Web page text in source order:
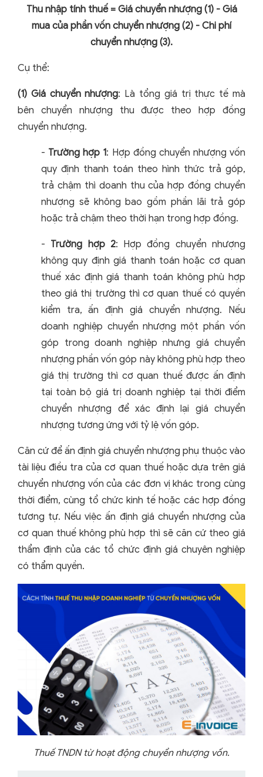
Thu nhập tính thuế = Giá chuyển nhượng (1) - Giá
mua của phần vốn chuyển nhượng (2) - Chi phí
chuyển nhượng (3).
Cụ thể:
(1) Giá chuyển nhượng: Là tổng giá trị thực tế mà
bên chuyển nhượng thu được theo hợp đồng
chuyển nhượng.
- Trường hợp 1: Hợp đồng chuyển nhượng vốn
quy định thanh toán theo hình thức trả góp,
trả chậm thì doanh thu của hợp đồng chuyển
nhượng sẽ không bao gồm phần lãi trả góp
hoặc trả chậm theo thời hạn trong hợp đồng.
- Trường hợp 2: Hợp đồng chuyển nhượng
không quy định giá thanh toán hoặc cơ quan
thuế xác định giá thanh toán không phù hợp
theo giá thị trường thì cơ quan thuế có quyền
kiểm tra, ấn định giá chuyển nhượng. Nếu
doanh nghiệp chuyển nhượng một phần vốn
góp trong doanh nghiệp nhưng giá chuyển
nhượng phần vốn góp này không phù hợp theo
giá thị trường thì cơ quan thuế được ấn định
tại toàn bộ giá trị doanh nghiệp tại thời điểm
chuyển nhượng để xác định lại giá chuyển
nhượng tương ứng với tỷ lệ vốn góp.
Căn cứ để ấn định giá chuyển nhượng phụ thuộc vào
tài liệu điều tra của cơ quan thuế hoặc dựa trên giá
chuyển nhượng vốn của các đơn vị khác trong cùng
thời điểm, cùng tổ chức kinh tế hoặc các hợp đồng
tương tự. Nếu việc ấn định giá chuyển nhượng của
cơ quan thuế không phù hợp thì sẽ căn cứ theo giá
thẩm định của các tổ chức định giá chuyên nghiệp
có thẩm quyền.
Thuế TNDN từ hoạt động chuyển nhượng vốn.